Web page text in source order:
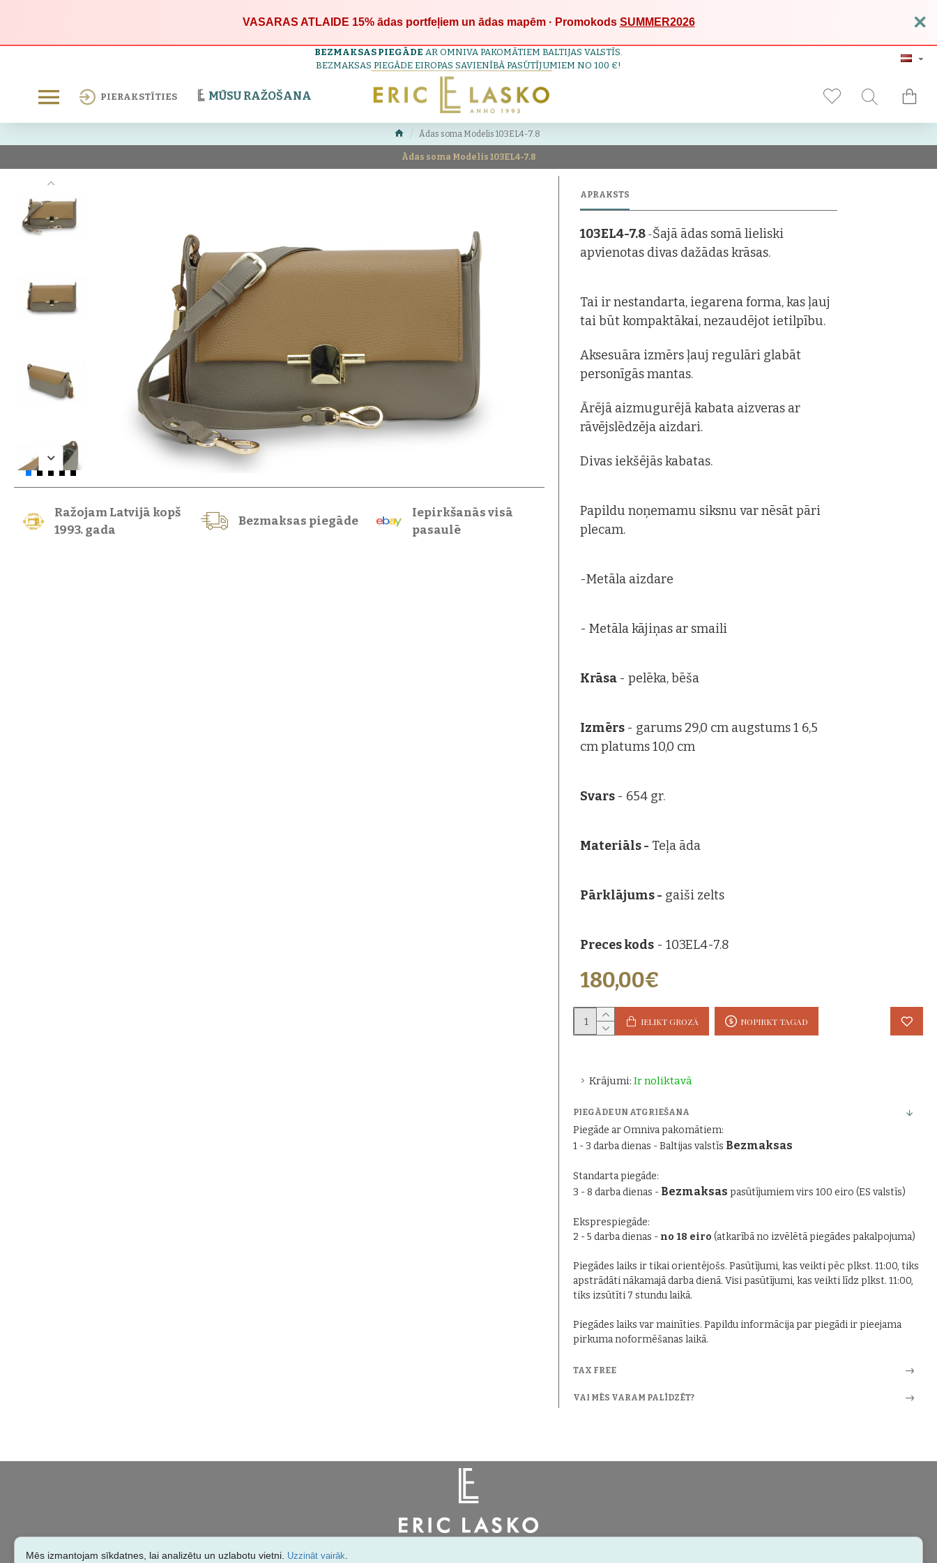
VASARAS ATLAIDE 15%ādas portfeļiem un ādas mapēm · Promokods SUMMER2026 ×
BEZMAKSAS PIEGĀDE AR OMNIVA PAKOMĀTIEM BALTIJAS VALSTĪS.
BEZMAKSAS PIEGĀDE EIROPAS SAVIENĪBĀ PASŪTĪJUMIEM NO 100 €!
PIERAKSTĪTIES MŪSU RAŽOŠANA
Ādas soma Modelis 103EL4-7.8
Ādas soma Modelis 103EL4-7.8
Ražojam Latvijā kopš
1993. gada
Bezmaksas piegāde
Iepirkšanās visā
pasaulē
APRAKSTS
103EL4-7.8 -Šajā ādas somā lieliski
apvienotas divas dažādas krāsas.
Tai ir nestandarta, iegarena forma, kas ļauj
tai būt kompaktākai, nezaudējot ietilpību.
Aksesuāra izmērs ļauj regulāri glabāt
personīgās mantas.
Ārējā aizmugurējā kabata aizveras ar
rāvējslēdzēja aizdari.
Divas iekšējās kabatas.
Papildu noņemamu siksnu var nēsāt pāri
plecam.
-Metāla aizdare
- Metāla kājiņas ar smaili
Krāsa - pelēka, bēša
Izmērs - garums 29,0 cm augstums 1 6,5
cm platums 10,0 cm
Svars - 654 gr.
Materiāls - Teļa āda
Pārklājums - gaiši zelts
Preces kods - 103EL4-7.8
Krājumi: Ir noliktavā
180,00€
IELIKT GROZĀ NOPIRKT TAGAD
PIEGĀDE UN ATGRIEŠANA
Piegāde ar Omniva pakomātiem:
1 - 3 darba dienas - Baltijas valstīs Bezmaksas
Standarta piegāde:
3 - 8 darba dienas - Bezmaksas pasūtījumiem virs 100 eiro (ES valstīs)
Eksprespiegāde:
2 - 5 darba dienas - no 18 eiro (atkarībā no izvēlētā piegādes pakalpojuma)
Piegādes laiks ir tikai orientējošs. Pasūtījumi, kas veikti pēc plkst. 11:00, tiks
apstrādāti nākamajā darba dienā. Visi pasūtījumi, kas veikti līdz plkst. 11:00,
tiks izsūtīti 7 stundu laikā.
Piegādes laiks var mainīties. Papildu informācija par piegādi ir pieejama
pirkuma noformēšanas laikā.
TAX FREE
VAI MĒS VARAM PALĪDZĒT?
Mēs izmantojam sīkdatnes, lai analizētu un uzlabotu vietni. Uzzināt vairāk.